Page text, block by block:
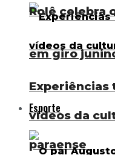
Experiências
vídeos da
paraense
Rolê celebra
em giro
Esporte